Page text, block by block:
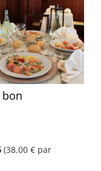
(38.00 € par